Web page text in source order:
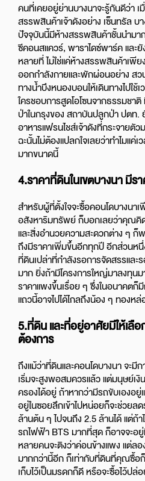
คนที่เคยอยู่ย่านบางนาจะรู้กันดีว่า
สรรพสินค้าเจ้าดังอย่าง เซ็นทรัล บา
ปัจจุบันนี้มีห้างสรรพสินค้าชั้นนำมาก
ซีคอนสแควร์,พาราไดซ์พาร์ค แล
หลายที่ ไม่ใช่แค่ห้างสรรพสินค้าเพี
ออกกำลังกายและพักผ่อนอย่าง ส
ทางน้ำบึงหนองบอนให้เดินทางไปใ
ใครชอบการสูดโอโซนจากธรรมชา
ป่าในกรุงของ สถาบันปลูกป่า ปตท.
อาหารแฟรนไชส์เจ้าดังที่กระจายตั
ฉะนั้นไม่ต้องแปลกใจเลยว่าทำไมแค่เ
มากขนาดนี้
4.ราคาที่ดินในเขตบางนา มีร
สำหรับผู้ที่ตั้งใจจะซื้อคอนโดบางนา
อสังหาริมทรัพย์ ก็บอกเลยว่าคุณคิ
และสิ่งอำนวยความสะดวกต่าง ๆ ก็
ถึงมีราคาเพิ่มขึ้นอีกทุกปี อีกส่วนห
ที่ดินเปล่าที่กำลังรอการจัดสรรแล
มาก ยิ่งถ้ามีโครงการใหญ่มาลงทุน
ราคาแพงขึ้นเรื่อย ๆ ซึ่งในอนาคตก็
แถวนี้อาจไปได้ไกลถึงน้อง ๆ ทองห
5.ที่ดิน และที่อยู่อาศัยมีให้เลื
ต้องการ
ถึงแม้ว่าที่ดินและคอนโดบางนา จะมี
เริ่มจะสูงพอสมควรแล้ว แต่มนุษย์เ
ครองได้อยู่ ถ้าหากว่ามีรถขับเองอยู่
อยู่ในซอยลึกเข้าไปหน่อยก็จะช่วยล
ล้านต้น ๆ ไปจนถึง 2.5 ล้านได้ แต่ถ้
รถไฟฟ้า BTS มากที่สุด ก็อาจจะอ
หลายคนจะติงว่าค่อนข้างแพง แต่ล
มากกว่านี้อีก ก็เท่ากับที่ดินที่คุณซื้อก็
เก็บไว้เป็นมรดกก็ดี หรือจะซื้อไว้ปล่